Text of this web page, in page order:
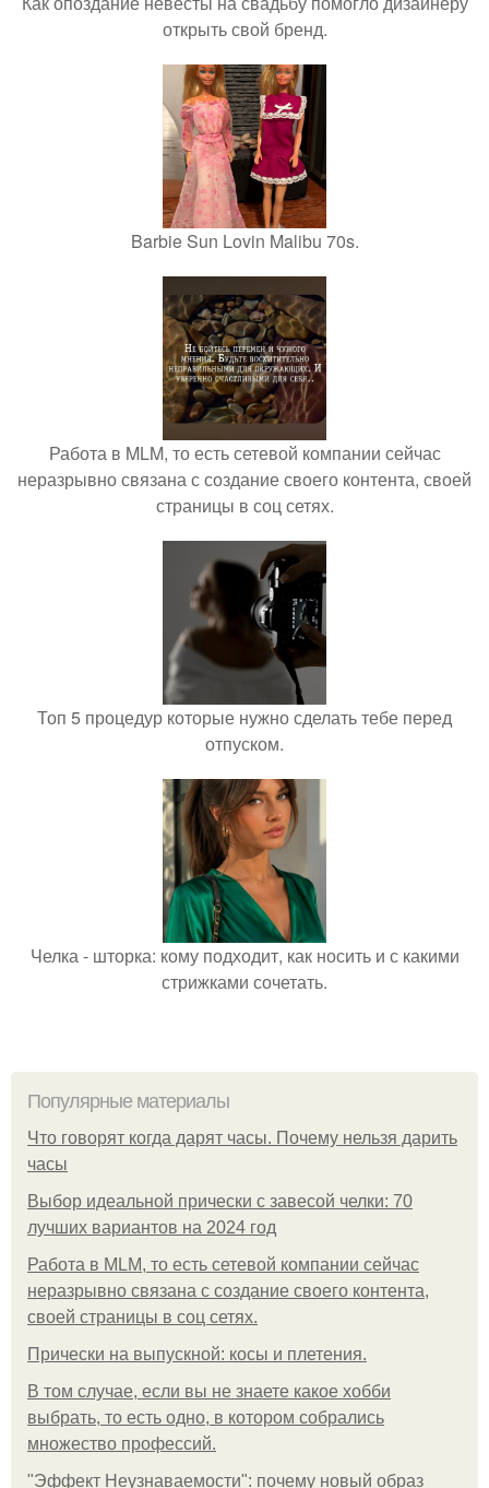
открыть свой бренд.
Barbie Sun Lovin Malibu 70s.
Работа в MLM, то есть сетевой компании сейчас
неразрывно связана с создание своего контента, своей
страницы в соц сетях.
Топ 5 процедур которые нужно сделать тебе перед
отпуском.
Челка - шторка: кому подходит, как носить и с какими
стрижками сочетать.
Популярные материалы
Что говорят когда дарят часы. Почему нельзя дарить
часы
Выбор идеальной прически с завесой челки: 70
лучших вариантов на 2024 год
Работа в MLM, то есть сетевой компании сейчас
неразрывно связана с создание своего контента,
своей страницы в соц сетях.
Прически на выпускной: косы и плетения.
В том случае, если вы не знаете какое хобби
выбрать, то есть одно, в котором собрались
множество профессий.
"Эффект Неузнаваемости": почему новый образ